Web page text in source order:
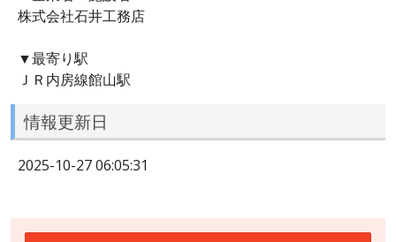
株式会社石井工務店
▼最寄り駅
ＪＲ内房線館山駅
情報更新日
2025-10-27 06:05:31